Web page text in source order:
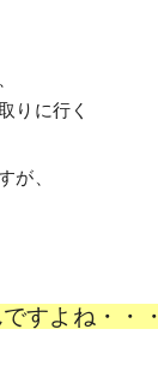
りに行く
が、
すよね・・・